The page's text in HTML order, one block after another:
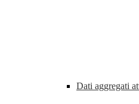
Dati aggregati